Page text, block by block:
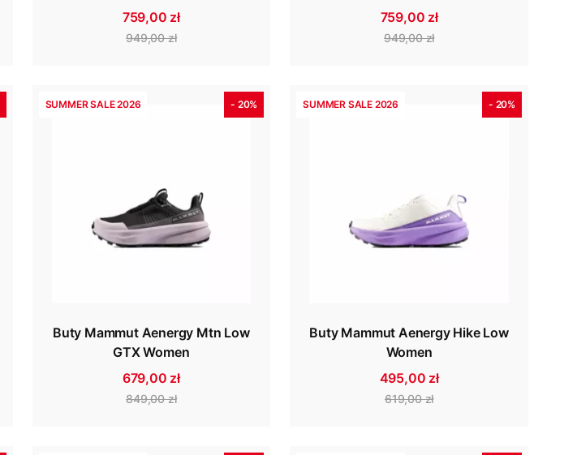
759,00 zł
949,00 zł
759,00 zł
949,00 zł
SUMMER SALE 2026 - 20%
Buty Mammut Aenergy Mtn Low
GTX Women
679,00 zł
849,00 zł
SUMMER SALE 2026 - 20%
Buty Mammut Aenergy Hike Low
Women
495,00 zł
619,00 zł